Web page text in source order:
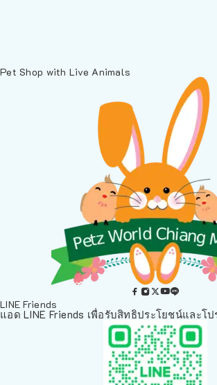
Pet Shop with Live Animals
LINE Friends
แอด LINE Friends เพื่อรับสิทธิประโยชน์และโ